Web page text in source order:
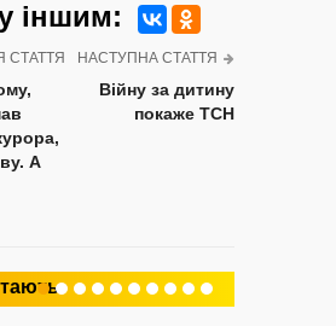
iншим:
СТАТТЯ
А
НАСТУПНА СТАТТЯ
Війну за дитину
покаже ТСН